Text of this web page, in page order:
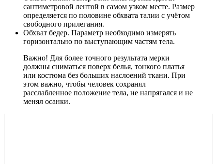
сантиметровой лентой в самом узком месте. Размер
определяется по половине обхвата талии с учётом
свободного прилегания.
Обхват бедер. Параметр необходимо измерять
горизонтально по выступающим частям тела.
Важно! Для более точного результата мерки
должны сниматься поверх белья, тонкого платья
или костюма без больших наслоений ткани. При
этом важно, чтобы человек сохранял
расслабленное положение тела, не напрягался и не
менял осанки.